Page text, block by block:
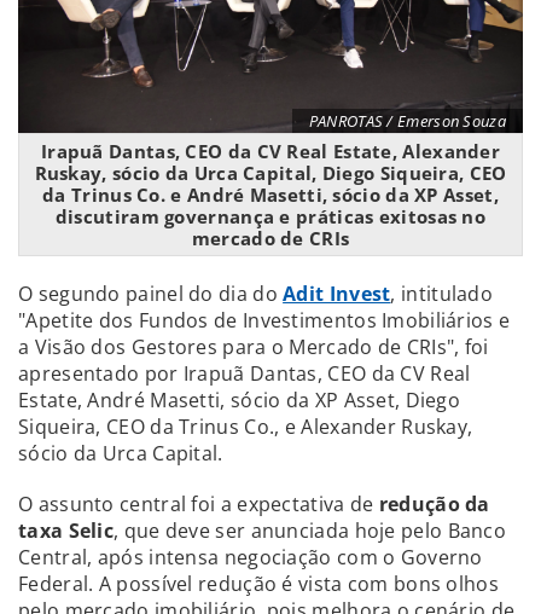
PANROTAS / Emerson Souza
Irapuã Dantas, CEO da CV Real Estate, Alexander
Ruskay, sócio da Urca Capital, Diego Siqueira, CEO
da Trinus Co. e André Masetti, sócio da XP Asset,
discutiram governança e práticas exitosas no
mercado de CRIs
O segundo painel do dia doAdit Invest, intitulado
"Apetite dos Fundos de Investimentos Imobiliários e
a Visão dos Gestores para o Mercado de CRIs", foi
apresentado por Irapuã Dantas, CEO da CV Real
Estate, André Masetti, sócio da XP Asset, Diego
Siqueira, CEO da Trinus Co., e Alexander Ruskay,
sócio da Urca Capital.
O assunto central foi a expectativa de redução da
taxa Selic, que deve ser anunciada hoje pelo Banco
Central, após intensa negociação com o Governo
Federal. A possível redução é vista com bons olhos